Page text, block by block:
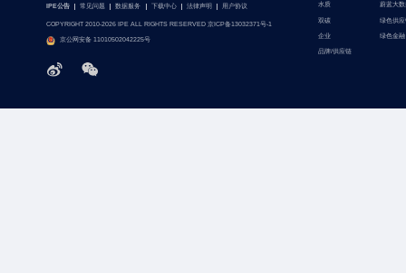
IPE公告 常见问题 数据服务 下载中心 法律声明 用户协议
COPYRIGHT 2010-2026 IPE ALL RIGHTS RESERVED 京ICP备13032371号-1
京公网安备 11010502042225号
水质
双碳
企业
品牌/供应链
蔚蓝大数
绿色供应
绿色金融